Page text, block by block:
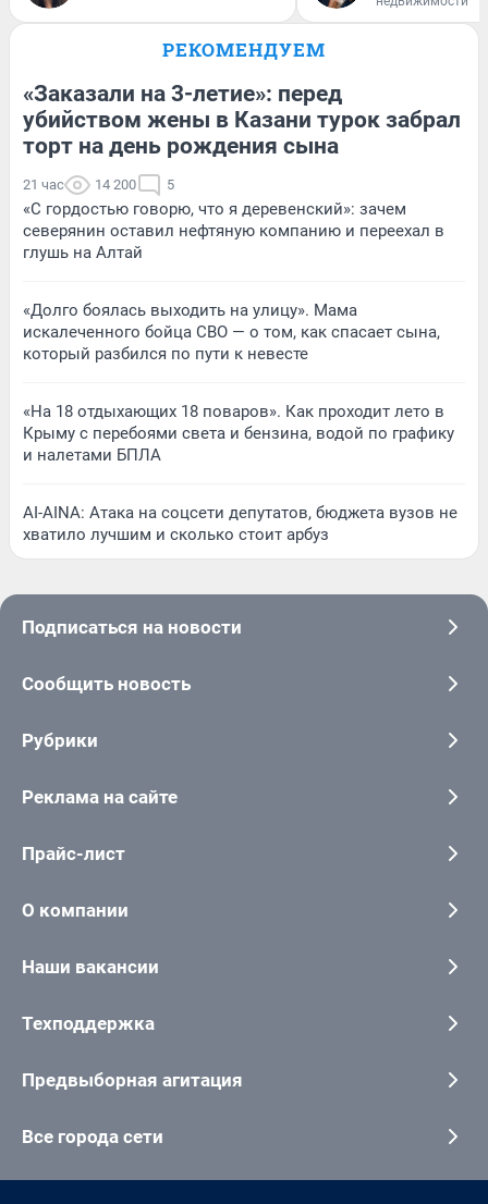
РЕКОМЕНДУЕМ
«Заказали на 3-летие»: перед
убийством жены в Казани турок забрал
торт на день рождения сына
21 час 14 200 5
«С гордостью говорю, что я деревенский»: зачем
северянин оставил нефтяную компанию и переехал в
глушь на Алтай
«Долго боялась выходить на улицу». Мама
искалеченного бойца СВО — о том, как спасает сына,
который разбился по пути к невесте
«На 18 отдыхающих 18 поваров». Как проходит лето в
Крыму с перебоями света и бензина, водой по графику
и налетами БПЛА
AI-AINA: Атака на соцсети депутатов, бюджета вузов не
хватило лучшим и сколько стоит арбуз
Подписаться на новости
Сообщить новость
Рубрики
Реклама на сайте
Прайс-лист
О компании
Наши вакансии
Техподдержка
Предвыборная агитация
Все города сети